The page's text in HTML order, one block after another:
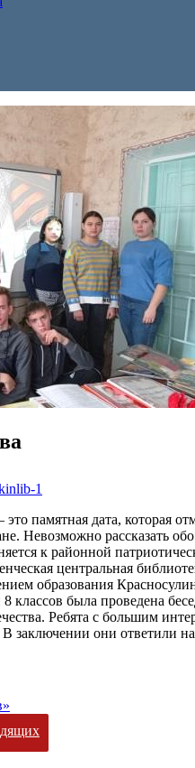
1
памятная дата, которая
Невозможно рассказать
к районной
центральная
образования
классов была проведена
Ребята с большим
заключении они ответили